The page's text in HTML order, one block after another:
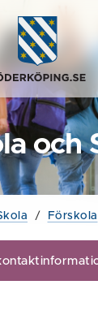
och
/ Förskola